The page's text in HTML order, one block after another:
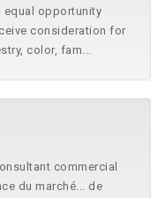
equal opportunity
consideration for
color, fam...
commercial
du marché... de